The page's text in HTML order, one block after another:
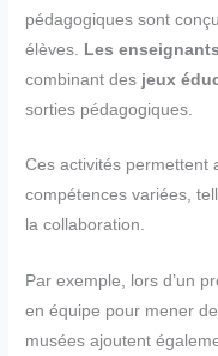
pédagogiques sont
élèves. Les enseignants
combinant des jeux
sorties pédagogiques.
Ces activités permettent
compétences variées,
la collaboration.
Par exemple, lors d’un
en équipe pour mener
musées ajoutent